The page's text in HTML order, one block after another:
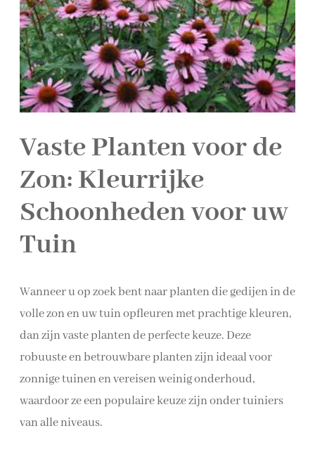
Vaste Planten voor de
Zon: Kleurrijke
Schoonheden voor uw
Tuin
Wanneer u op zoek bent naar planten die gedijen in de
volle zon en uw tuin opfleuren met prachtige kleuren,
dan zijn vaste planten de perfecte keuze. Deze
robuuste en betrouwbare planten zijn ideaal voor
zonnige tuinen en vereisen weinig onderhoud,
waardoor ze een populaire keuze zijn onder tuiniers
van alle niveaus.